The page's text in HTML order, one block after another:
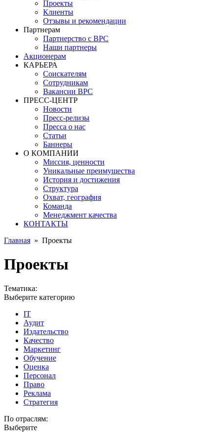
Проекты
Клиенты
Отзывы и рекомендации
Партнерам
Партнерство с BPC
Наши партнеры
Акционерам
КАРЬЕРА
Соискателям
Сотрудникам
Вакансии BPC
ПРЕСС-ЦЕНТР
Новости
Пресс-релизы
Пресса о нас
Статьи
Баннеры
О КОМПАНИИ
Миссия, ценности
Уникальные преимущества
История и достижения
Структура
Охват, география
Команда
Менеджмент качества
КОНТАКТЫ
Главная » Проекты
Проекты
Тематика:
Выберите категорию
IT
Аудит
Издательство
Качество
Маркетинг
Обучение
Оценка
Персонал
Право
Реклама
Стратегия
По отраслям:
Выберите